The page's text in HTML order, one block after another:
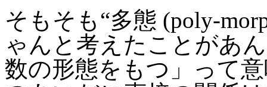
そもそも“多態 (poly-
ゃんと考えたことがあ
数の形態をもつ」って